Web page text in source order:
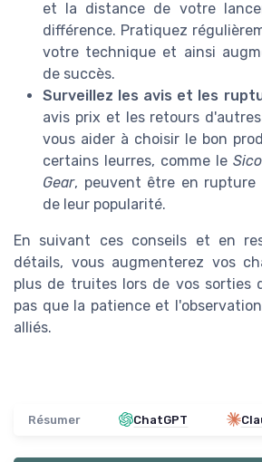
et la distance de votre
différence. Pratiquez
votre technique et ainsi
de succès.
Surveillez les avis et les
avis prix et les retours
vous aider à choisir le bon
certains leurres, comme le
Gear, peuvent être en rupture
de leur popularité.
En suivant ces conseils et en
détails, vous augmenterez vos
plus de truites lors de vos sorties
pas que la patience et
alliés.
Résumer ChatGPT